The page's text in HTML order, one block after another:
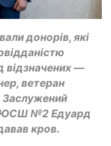
донорів, які
відзначених —
ветеран
Заслужений
ДЮСШ №2 Едуард
кров.